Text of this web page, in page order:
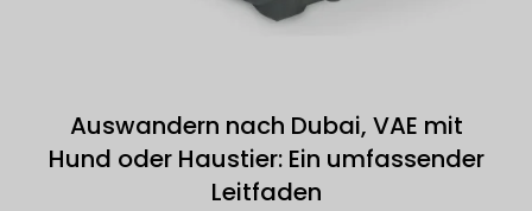
Auswandern nach Dubai, VAE mit
Hund oder Haustier: Ein umfassender
Leitfaden